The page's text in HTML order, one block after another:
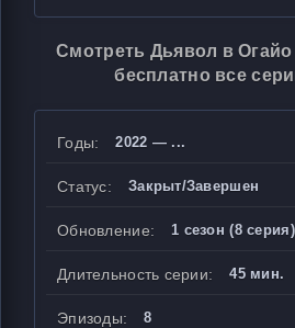
Смотреть Дьявол в Огайо
бесплатно все
Годы: 2022 — ...
Статус: Закрыт/Завершен
Обновление: 1 сезон (8 серия)
Длительность серии: 45 мин.
Эпизоды: 8